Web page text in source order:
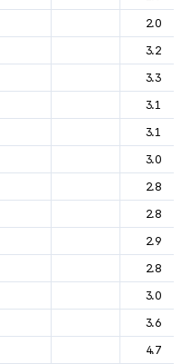
2.0
3.2
3.3
3.1
3.1
3.0
2.8
2.8
2.9
2.8
3.0
3.6
4.7